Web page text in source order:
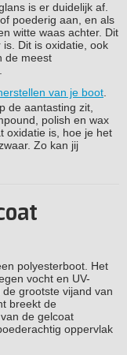
is er duidelijk af.
poederig aan, en als
witte waas achter. Dit
Dit is oxidatie, ook
de meest
van je boot
de aantasting zit,
polish en wax
oxidatie is, hoe je het
Zo kan jij
polyesterboot. Het
vocht en UV-
grootste vijand van
breekt de
de gelcoat
oppervlak